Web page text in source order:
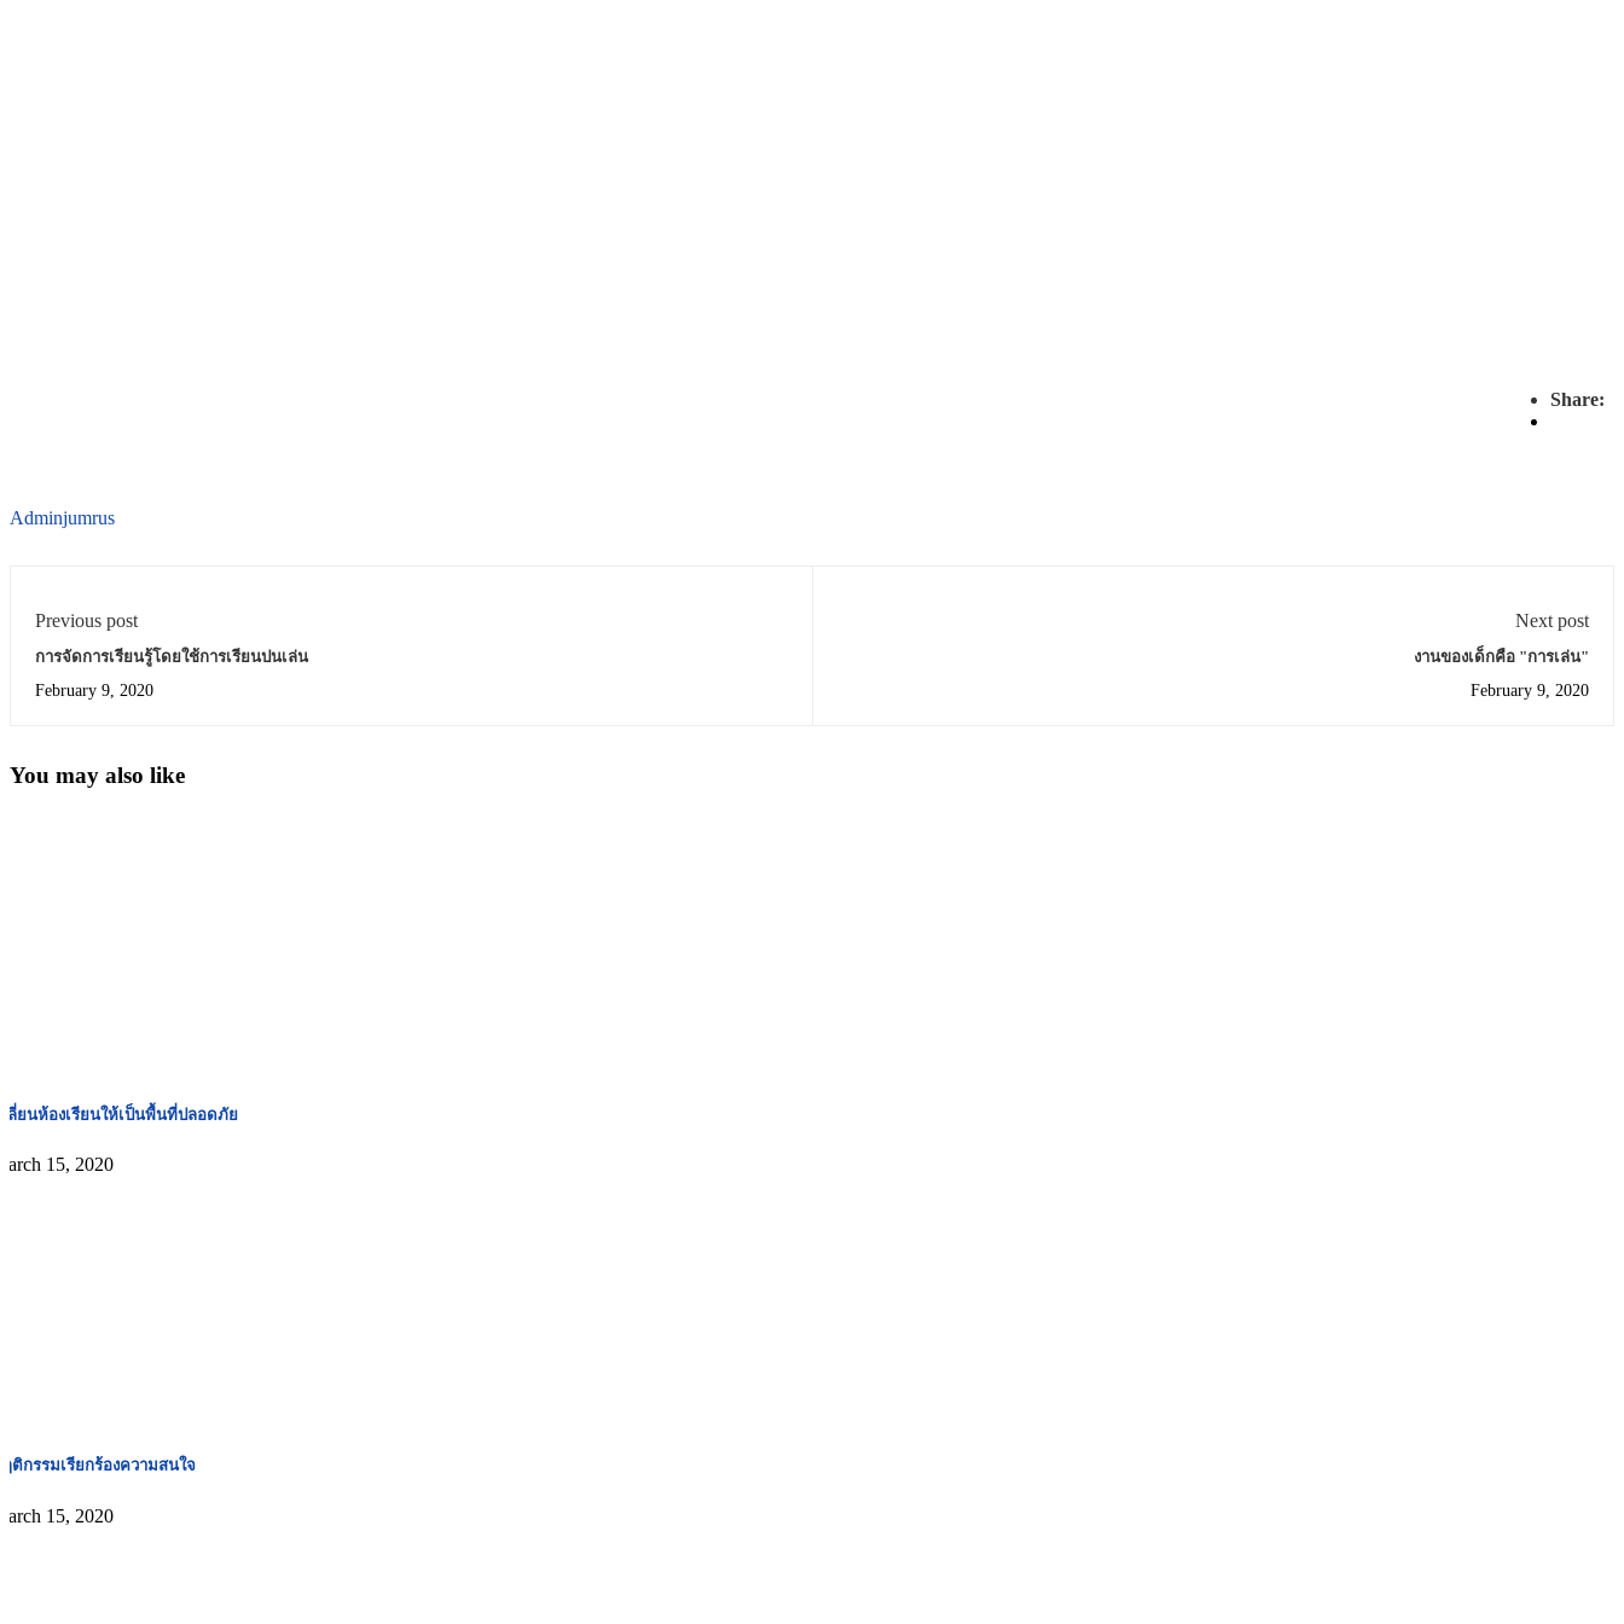
Share:
Adminjumrus
Previous post
การจัดการเรียนรู้โดยใช้การเรียนปนเล่น
February 9, 2020
Next post
งานของเด็กคือ "การเล่น"
February 9, 2020
You may also like
ลี่ยนห้องเรียนให้เป็นพื้นที่ปลอดภัย
15, 2020
ติกรรมเรียกร้องความสนใจ
15, 2020